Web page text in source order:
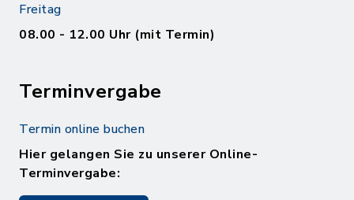
Freitag
08.00 - 12.00 Uhr (mit Termin)
Terminvergabe
Termin online buchen
Hier gelangen Sie zu unserer Online-
Terminvergabe: